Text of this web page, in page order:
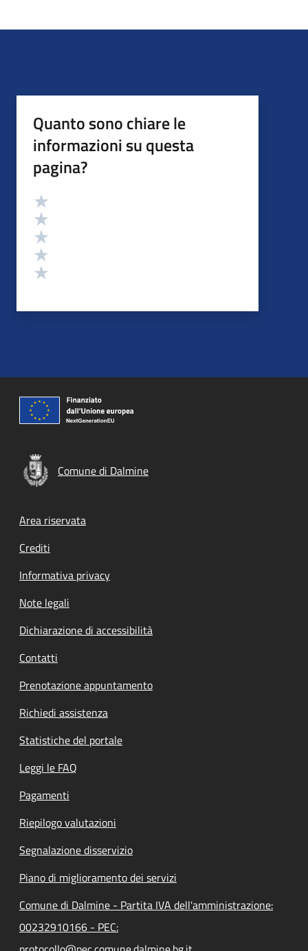
Quanto sono chiare le
informazioni su questa
pagina?
Valutazione
Comune di Dalmine
Footer menu
Area riservata
Crediti
Informativa privacy
Note legali
Dichiarazione di accessibilità
Contatti
Prenotazione appuntamento
Richiedi assistenza
Statistiche del portale
Leggi le FAQ
Pagamenti
Riepilogo valutazioni
Segnalazione disservizio
Piano di miglioramento dei servizi
Comune di Dalmine - Partita IVA dell'amministrazione:
00232910166 - PEC: